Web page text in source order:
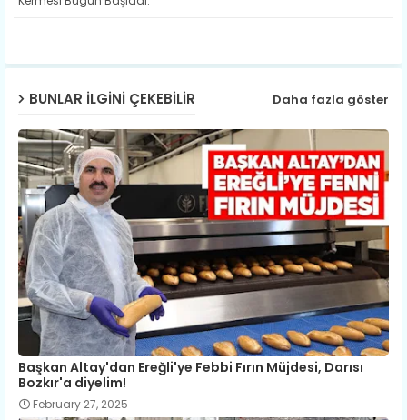
p
BUNLAR ILGINI ÇEKEBILIR Daha fazla göster
Başkan Altay'dan Ereğli'ye Febbi Fırın Müjdesi, Darısı
Bozkır'a diyelim!
February 27, 2025